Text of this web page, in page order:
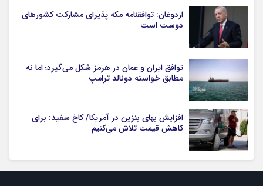
اردوغان: توافقنامه مکه پذیرای مشارکت کشورهای
دوست است
توافق ایران و عمان در هرمز شکل می‌گیرد؛ اما نه
مطابق خواسته دونالد ترامپ
افزایش بهای بنزین در آمریکا/ کاخ سفید: برای
کاهش قیمت تلاش می‌کنیم